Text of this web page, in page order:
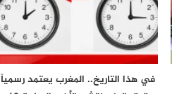
في هذا التاريخ.. المغرب يعتمد رسمياً